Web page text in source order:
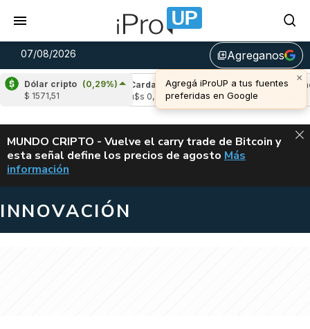
07/08/2026 library_addAgreganos
×
Agregá iProUP a tus fuentes
preferidas en Google
Dólar cripto (0,29%)
$ 1571,51
(-2,17%)
Cardano
(6,58%)
u$s 0,20
Avalanche
u$s 6,40
ALERTA
MUNDO CRIPTO - Vuelve el carry trade de Bitcoin y
esta señal define los precios de agosto VUELVE EL
Más
información
INNOVACIÓN